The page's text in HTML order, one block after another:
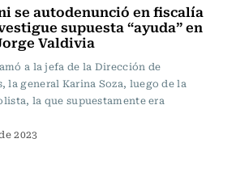
se autodenunció en fiscalía
supuesta “ayuda” en
Valdivia
a la jefa de la Dirección de
la general Karina Soza, luego de la
la que supuestamente era
2023